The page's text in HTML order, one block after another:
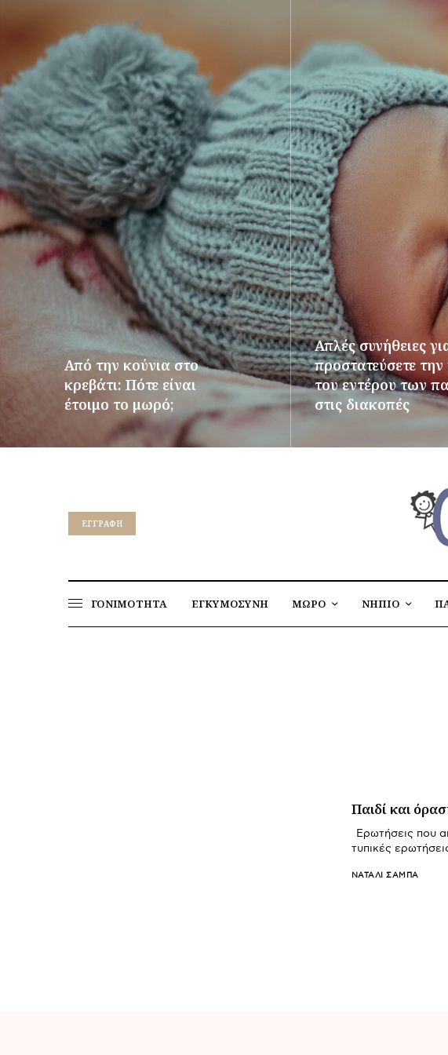
Από την κούνια στο
κρεβάτι: Πότε είναι
έτοιμο το μωρό;
Απλές συνήθειες
προστατεύσετε την
του εντέρου των
στις διακοπές
EΓΓΡΑΦΉ
ΓΟΝΙΜΟΤΗΤΑ ΕΓΚΥΜΟΣΥΝΗ ΜΩΡΟ ΝΗΠΙΟ
Παιδί και
Ερωτήσεις που
τυπικές
ΝΑΤΑΛΊ ΣΑΜΠΆ